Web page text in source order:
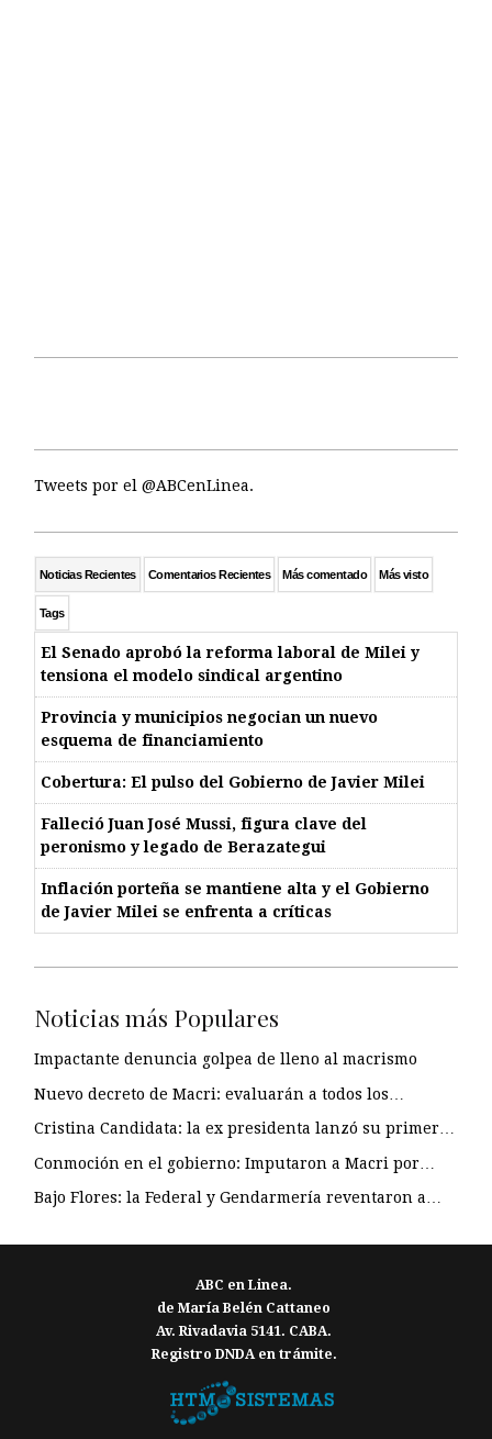
Tweets por el @ABCenLinea.
Noticias Recientes Comentarios Recientes Más comentado Más visto
Tags
El Senado aprobó la reforma laboral de Milei y
tensiona el modelo sindical argentino
Provincia y municipios negocian un nuevo
esquema de financiamiento
Cobertura: El pulso del Gobierno de Javier Milei
Falleció Juan José Mussi, figura clave del
peronismo y legado de Berazategui
Inflación porteña se mantiene alta y el Gobierno
de Javier Milei se enfrenta a críticas
Noticias más Populares
Impactante denuncia golpea de lleno al macrismo
Nuevo decreto de Macri: evaluarán a todos los…
Cristina Candidata: la ex presidenta lanzó su primer…
Conmoción en el gobierno: Imputaron a Macri por…
Bajo Flores: la Federal y Gendarmería reventaron a…
ABC en Linea.
de María Belén Cattaneo
Av. Rivadavia 5141. CABA.
Registro DNDA en trámite.